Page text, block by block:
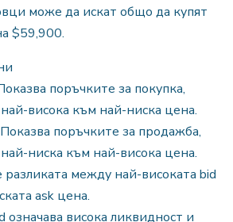
може да искат общо да купят
$59,900.
поръчките за покупка,
висока към най-ниска цена.
поръчките за продажба,
ниска към най-висока цена.
разликата между най-високата bid
ask цена.
означава висока ликвидност и